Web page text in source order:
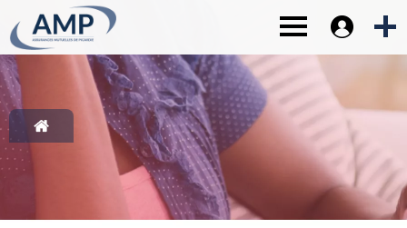
1-
Contenu principal
2-Menu principal
3-
Pied de page
4-
Toggle